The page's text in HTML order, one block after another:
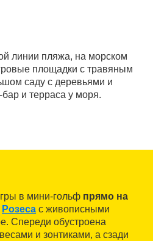
линии пляжа, на морском
площадки с травяным
саду с деревьями и
и терраса у моря.
в мини-гольф прямо на
Розеса с живописными
Спереди обустроена
и зонтиками, а сзади